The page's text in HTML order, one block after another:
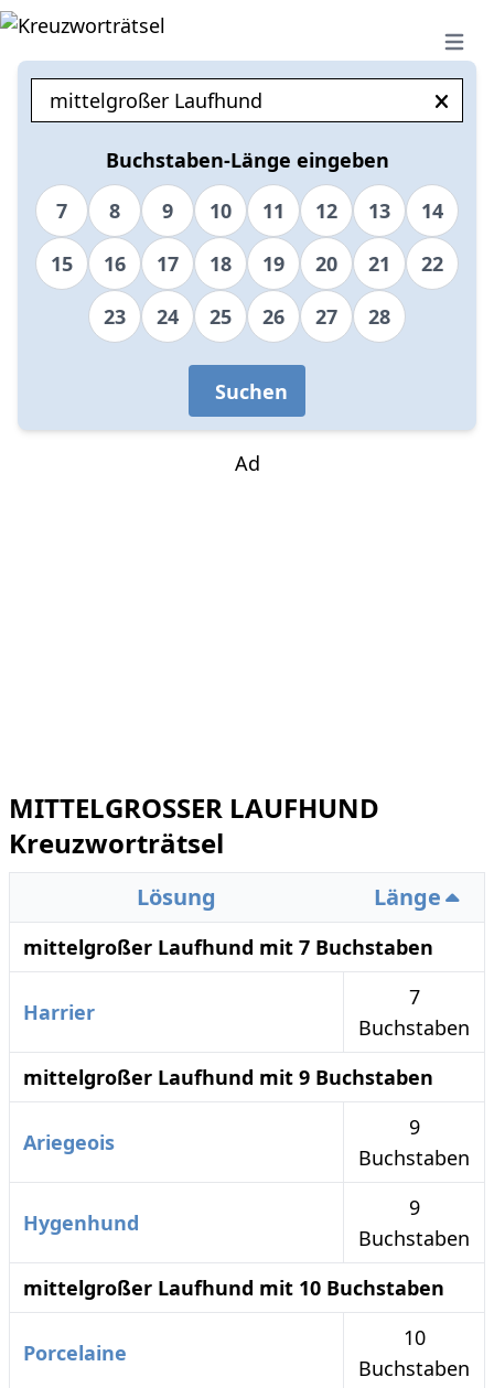
Open
Buchstaben-Länge eingeben
7
8 9 10 11 12 13
14
15
16 17 18 19 20 21
22
23
24 25 26 27 28
Suchen
Ad
MITTELGROSSER LAUFHUND
Kreuzworträtsel
Lösung Länge
mittelgroßer Laufhund mit 7 Buchstaben
Harrier
7
Buchstaben
mittelgroßer Laufhund mit 9 Buchstaben
Ariegeois
9
Buchstaben
Hygenhund
9
Buchstaben
mittelgroßer Laufhund mit 10 Buchstaben
Porcelaine
10
Buchstaben